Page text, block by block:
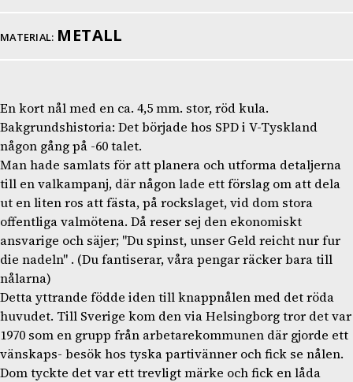
MATERIAL: METALL
En kort nål med en ca. 4,5 mm. stor, röd kula.
Bakgrundshistoria: Det började hos SPD i V-Tyskland
någon gång på -60 talet.
Man hade samlats för att planera och utforma detaljerna
till en valkampanj, där någon lade ett förslag om att dela
ut en liten ros att fästa, på rockslaget, vid dom stora
offentliga valmötena. Då reser sej den ekonomiskt
ansvarige och säjer; "Du spinst, unser Geld reicht nur fur
die nadeln" . (Du fantiserar, våra pengar räcker bara till
nålarna)
Detta yttrande födde iden till knappnålen med det röda
huvudet. Till Sverige kom den via Helsingborg tror det var
1970 som en grupp från arbetarekommunen där gjorde ett
vänskaps- besök hos tyska partivänner och fick se nålen.
Dom tyckte det var ett trevligt märke och fick en låda